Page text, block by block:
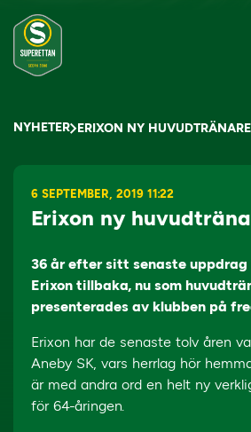
NYHETER ERIXON NY
6 SEPTEMBER, 2019 11:22
Erixon ny
36 år efter sitt senaste uppdrag
Erixon tillbaka, nu som
presenterades av klubben på
Erixon har de senaste tolv åren
Aneby SK, vars herrlag hör
är med andra ord en helt ny
för 64-åringen.